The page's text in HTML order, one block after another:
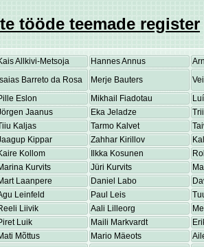
tööde teemade register
Allkivi-Metsoja Hannes Annus
Isaias Barreto da Rosa Merje Bauters
Eslon Mikhail Fiadotau
Jaanus Eka Jeladze
Kaljas Tarmo Kalvet
Kippar Zahhar Kirillov
Kollom Ilkka Kosunen
Kurvits Jüri Kurvits
Laanpere Daniel Labo
Leinfeld Paul Leis
Liivik Aali Lilleorg
Luik Maili Markvardt
Mõttus Mario Mäeots